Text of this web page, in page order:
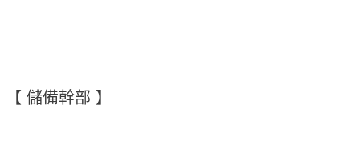
【 儲備幹部 】